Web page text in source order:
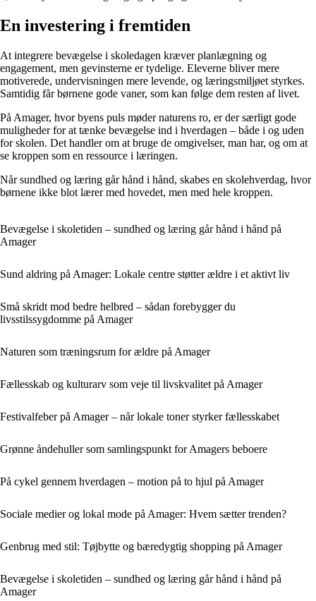
En investering i fremtiden
At integrere bevægelse i skoledagen kræver planlægning og
engagement, men gevinsterne er tydelige. Eleverne bliver mere
motiverede, undervisningen mere levende, og læringsmiljøet styrkes.
Samtidig får børnene gode vaner, som kan følge dem resten af livet.
På Amager, hvor byens puls møder naturens ro, er der særligt gode
muligheder for at tænke bevægelse ind i hverdagen – både i og uden
for skolen. Det handler om at bruge de omgivelser, man har, og om at
se kroppen som en ressource i læringen.
Når sundhed og læring går hånd i hånd, skabes en skolehverdag, hvor
børnene ikke blot lærer med hovedet, men med hele kroppen.
Bevægelse i skoletiden – sundhed og læring går hånd i hånd på
Amager
Sund aldring på Amager: Lokale centre støtter ældre i et aktivt liv
Små skridt mod bedre helbred – sådan forebygger du
livsstilssygdomme på Amager
Naturen som træningsrum for ældre på Amager
Fællesskab og kulturarv som veje til livskvalitet på Amager
Festivalfeber på Amager – når lokale toner styrker fællesskabet
Grønne åndehuller som samlingspunkt for Amagers beboere
På cykel gennem hverdagen – motion på to hjul på Amager
Sociale medier og lokal mode på Amager: Hvem sætter trenden?
Genbrug med stil: Tøjbytte og bæredygtig shopping på Amager
Bevægelse i skoletiden – sundhed og læring går hånd i hånd på
Amager